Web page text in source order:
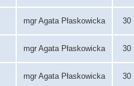
mgr Agata Płaskowicka 30
mgr Agata Płaskowicka 30
mgr Agata Płaskowicka 30